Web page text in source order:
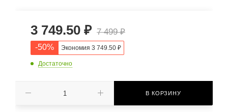
3 749.50 ₽ 7 499₽
-50% Экономия 3 749.50 ₽
Достаточно
В КОРЗИНУ